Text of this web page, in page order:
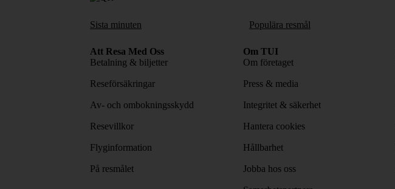
Sista minuten Populära resmål
Att Resa Med Oss
Betalning & biljetter
Reseförsäkringar
Av- och ombokningsskydd
Resevillkor
Flyginformation
På resmålet
Om TUI
Om företaget
Press & media
Integritet & säkerhet
Hantera cookies
Hållbarhet
Jobba hos oss